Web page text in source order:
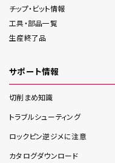
チップ・ビット情報
工具・部品一覧
生産終了品
サポート情報
切削まめ知識
トラブルシューティング
ロックピン逆ジメに注意
カタログダウンロード